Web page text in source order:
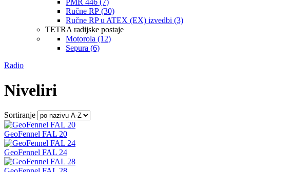
Ručne RP (30)
Ručne RP u ATEX (EX) izvedbi (3)
TETRA radijske postaje
Motorola (12)
Sepura (6)
Radio
Niveliri
Sortiranje
GeoFennel FAL 20
GeoFennel FAL 24